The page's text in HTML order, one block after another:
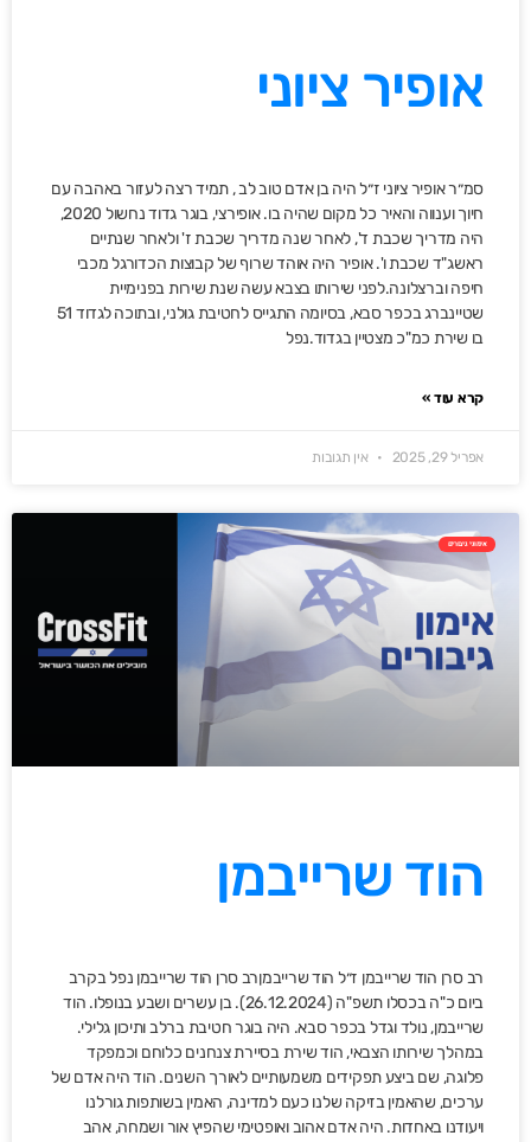
אופיר ציוני
סמ״ר אופיר ציוני ז״ל היה בן אדם טוב לב , תמיד רצה לעזור באהבה עם
חיוך וענווה והאיר כל מקום שהיה בו. אופירצי, בוגר גדוד נחשול 2020,
היה מדריך שכבת ד', לאחר שנה מדריך שכבת ז' ולאחר שנתיים
ראשג"ד שכבת ו'. אופיר היה אוהד שרוף של קבוצות הכדורגל מכבי
חיפה וברצלונה.לפני שירותו בצבא עשה שנת שירות בפנימיית
שטיינברג בכפר סבא, בסיומה התגייס לחטיבת גולני, ובתוכה לגדוד 51
בו שירת כמ"כ מצטיין בגדוד.נפל
קרא עוד »
אפריל 29, 2025 אין תגובות
אימוני גיבורים
הוד שרייבמן
רב סרן הוד שרייבמן ז״ל הוד שרייבמןרב סרן הוד שרייבמן נפל בקרב
ביום כ"ה בכסלו תשפ"ה (26.12.2024). בן עשרים ושבע בנופלו. הוד
שרייבמן, נולד וגדל בכפר סבא. היה בוגר חטיבת ברלב ותיכון גלילי.
במהלך שירותו הצבאי, הוד שירת בסיירת צנחנים כלוחם וכמפקד
פלוגה, שם ביצע תפקידים משמעותיים לאורך השנים. הוד היה אדם של
ערכים, שהאמין בזיקה שלנו כעם למדינה, האמין בשותפות גורלנו
ויעודנו באחדות. היה אדם אהוב ואופטימי שהפיץ אור ושמחה, אהב